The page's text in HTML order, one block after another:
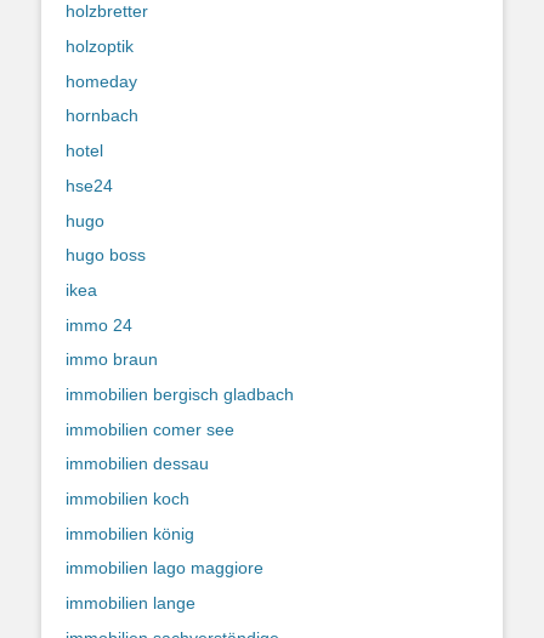
holzbretter
holzoptik
homeday
hornbach
hotel
hse24
hugo
hugo boss
ikea
immo 24
immo braun
immobilien bergisch gladbach
immobilien comer see
immobilien dessau
immobilien koch
immobilien könig
immobilien lago maggiore
immobilien lange